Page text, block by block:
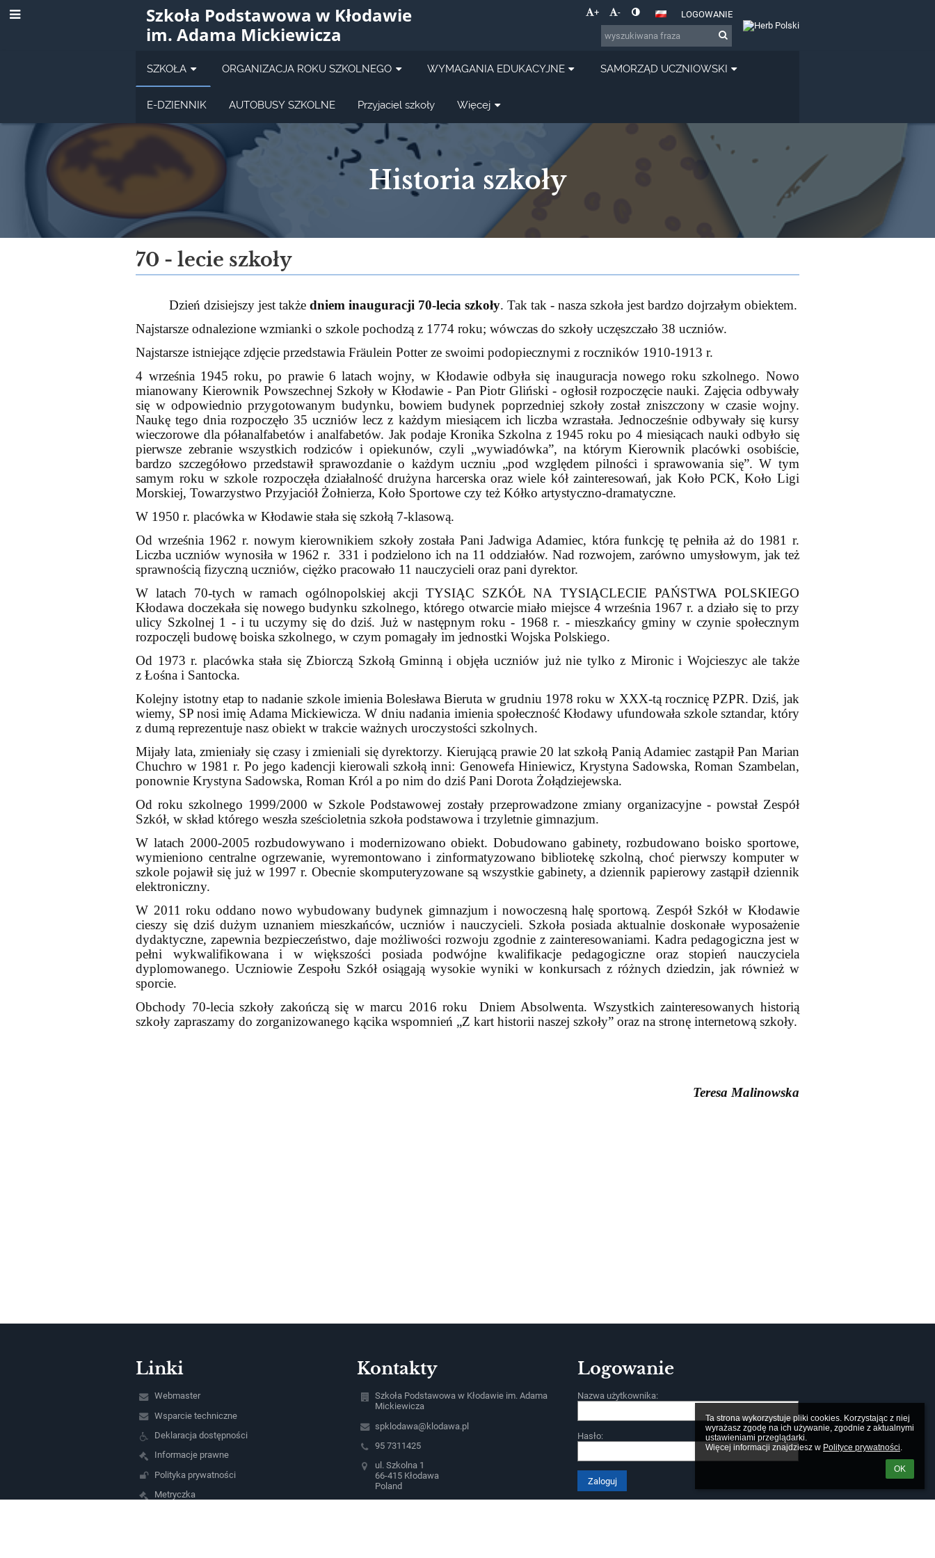
Ta strona wykorzystuje pliki cookies. Korzystając z niej
wyrażasz zgodę na ich używanie, zgodnie z aktualnymi
ustawieniami przeglądarki.
Więcej informacji znajdziesz w Polityce prywatności.
OK
Szkoła Podstawowa w Kłodawie
im. Adama Mickiewicza
+ - LOGOWANIE
SZKOŁA ORGANIZACJA ROKU SZKOLNEGO WYMAGANIA EDUKACYJNE SAMORZĄD UCZNIOWSKI
E-DZIENNIK AUTOBUSY SZKOLNE Przyjaciel szkoły Więcej
Historia szkoły
Historia
70 - lecie szkoły
Dzień dzisiejszy jest także dniem inauguracji 70-lecia szkoły. Tak tak - nasza szkoła jest bardzo dojrzałym obiektem.
Najstarsze odnalezione wzmianki o szkole pochodzą z 1774 roku; wówczas do szkoły uczęszczało 38 uczniów.
Najstarsze istniejące zdjęcie przedstawia Fräulein Potter ze swoimi podopiecznymi z roczników 1910-1913 r.
4 września 1945 roku, po prawie 6 latach wojny, w Kłodawie odbyła się inauguracja nowego roku szkolnego. Nowo
mianowany Kierownik Powszechnej Szkoły w Kłodawie - Pan Piotr Gliński - ogłosił rozpoczęcie nauki. Zajęcia odbywały
się w odpowiednio przygotowanym budynku, bowiem budynek poprzedniej szkoły został zniszczony w czasie wojny.
Naukę tego dnia rozpoczęło 35 uczniów lecz z każdym miesiącem ich liczba wzrastała. Jednocześnie odbywały się kursy
wieczorowe dla półanalfabetów i analfabetów. Jak podaje Kronika Szkolna z 1945 roku po 4 miesiącach nauki odbyło się
pierwsze zebranie wszystkich rodziców i opiekunów, czyli „wywiadówka”, na którym Kierownik placówki osobiście,
bardzo szczegółowo przedstawił sprawozdanie o każdym uczniu „pod względem pilności i sprawowania się”. W tym
samym roku w szkole rozpoczęła działalność drużyna harcerska oraz wiele kół zainteresowań, jak Koło PCK, Koło Ligi
Morskiej, Towarzystwo Przyjaciół Żołnierza, Koło Sportowe czy też Kółko artystyczno-dramatyczne.
W 1950 r. placówka w Kłodawie stała się szkołą 7-klasową.
Od września 1962 r. nowym kierownikiem szkoły została Pani Jadwiga Adamiec, która funkcję tę pełniła aż do 1981 r.
Liczba uczniów wynosiła w 1962 r.
331 i podzielono ich na 11 oddziałów. Nad rozwojem, zarówno umysłowym, jak też
sprawnością fizyczną uczniów, ciężko pracowało 11 nauczycieli oraz pani dyrektor.
W latach 70-tych w ramach ogólnopolskiej akcji TYSIĄC SZKÓŁ NA TYSIĄCLECIE PAŃSTWA POLSKIEGO
Kłodawa doczekała się nowego budynku szkolnego, którego otwarcie miało miejsce 4września 1967 r. a działo się to przy
ulicy Szkolnej 1 - i tu uczymy się do dziś. Już w następnym roku - 1968 r. - mieszkańcy gminy w czynie społecznym
rozpoczęli budowę boiska szkolnego, w czym pomagały im jednostki Wojska Polskiego.
Od 1973 r. placówka stała się Zbiorczą Szkołą Gminną i objęła uczniów już nie tylko z Mironic i Wojcieszyc ale także
z Łośna i Santocka.
Kolejny istotny etap to nadanie szkole imienia Bolesława Bieruta w grudniu 1978 roku w XXX-tą rocznicę PZPR. Dziś, jak
wiemy, SP nosi imię Adama Mickiewicza. W dniu nadania imienia społeczność Kłodawy ufundowała szkole sztandar, który
z dumą reprezentuje nasz obiekt w trakcie ważnych uroczystości szkolnych.
Mijały lata, zmieniały się czasy i zmieniali się dyrektorzy. Kierującą prawie 20 lat szkołą Panią Adamiec zastąpił Pan Marian
Chuchro w 1981 r. Po jego kadencji kierowali szkołą inni: Genowefa Hiniewicz, Krystyna Sadowska, Roman Szambelan,
ponownie Krystyna Sadowska, Roman Król a po nim do dziś Pani Dorota Żołądziejewska.
Od roku szkolnego 1999/2000 w Szkole Podstawowej zostały przeprowadzone zmiany organizacyjne - powstał Zespół
Szkół, w skład którego weszła sześcioletnia szkoła podstawowa i trzyletnie gimnazjum.
W latach 2000-2005 rozbudowywano i modernizowano obiekt. Dobudowano gabinety, rozbudowano boisko sportowe,
wymieniono centralne ogrzewanie, wyremontowano i zinformatyzowano bibliotekę szkolną, choć pierwszy komputer w
szkole pojawił się już w 1997 r. Obecnie skomputeryzowane są wszystkie gabinety, a dziennik papierowy zastąpił dziennik
elektroniczny.
W 2011 roku oddano nowo wybudowany budynek gimnazjum i nowoczesną halę sportową. Zespół Szkół w Kłodawie
cieszy się dziś dużym uznaniem mieszkańców, uczniów i nauczycieli. Szkoła posiada aktualnie doskonałe wyposażenie
dydaktyczne, zapewnia bezpieczeństwo, daje możliwości rozwoju zgodnie z zainteresowaniami. Kadra pedagogiczna jest w
pełni wykwalifikowana i w większości posiada podwójne kwalifikacje pedagogiczne oraz stopień nauczyciela
dyplomowanego. Uczniowie Zespołu Szkół osiągają wysokie wyniki w konkursach z różnych dziedzin, jak również w
sporcie.
Obchody 70-lecia szkoły zakończą się w marcu 2016 roku
Dniem Absolwenta. Wszystkich zainteresowanych historią
szkoły zapraszamy do zorganizowanego kącika wspomnień „Z kart historii naszej szkoły” oraz na stronę internetową szkoły.
Teresa Malinowska
Linki
Webmaster
Wsparcie techniczne
Deklaracja dostępności
Informacje prawne
Polityka prywatności
Metryczka
Kontakty
Szkoła Podstawowa w Kłodawie im. Adama
Mickiewicza
spklodawa@klodawa.pl
95 7311425
ul. Szkolna 1
66-415 Kłodawa
Poland
Logowanie
Nazwa użytkownika:
Hasło: